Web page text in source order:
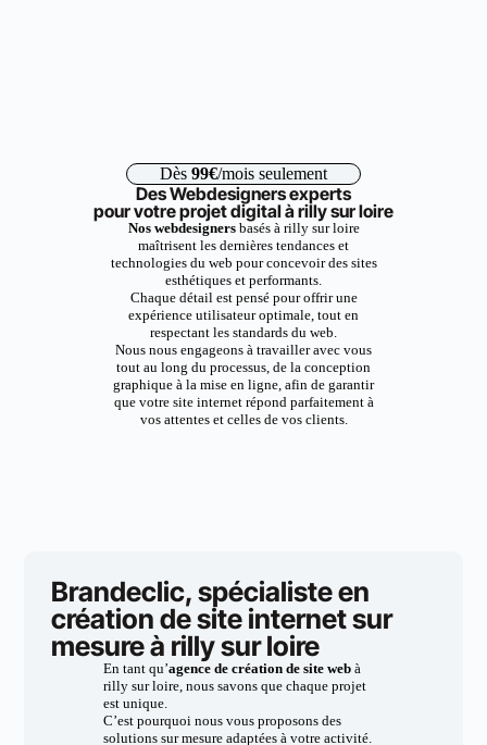
Dès 99€/mois seulement
Des Webdesigners experts
pour votre projet digital à rilly sur loire
Nos webdesignersbasés à rilly sur loire
maîtrisent les dernières tendances et
technologies du web pour concevoir des sites
esthétiques et performants.
Chaque détail est pensé pour offrir une
expérience utilisateur optimale, tout en
respectant les standards du web.
Nous nous engageons à travailler avec vous
tout au long du processus, de la conception
graphique à la mise en ligne, afin de garantir
que votre site internet répond parfaitement à
vos attentes et celles de vos clients.
Brandeclic, spécialiste en
création de site internet sur
mesure à rilly sur loire
En tant qu’agence de création de site webà
rilly sur loire, nous savons que chaque projet
est unique.
C’est pourquoi nous vous proposons des
solutions sur mesure adaptées à votre activité.